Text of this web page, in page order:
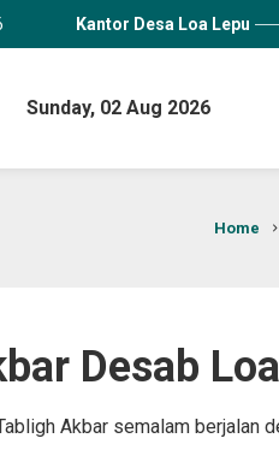
Kantor Desa Loa Lepu
Sunday, 02 Aug 2026
Home
Desab
Akbar semalam berjalan